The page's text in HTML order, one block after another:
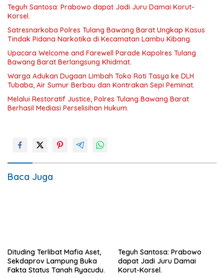
Teguh Santosa: Prabowo dapat Jadi Juru Damai Korut-
Korsel.
Satresnarkoba Polres Tulang Bawang Barat Ungkap Kasus
Tindak Pidana Narkotika di Kecamatan Lambu Kibang.
Upacara Welcome and Farewell Parade Kapolres Tulang
Bawang Barat Berlangsung Khidmat.
Warga Adukan Dugaan Limbah Toko Roti Tasya ke DLH
Tubaba, Air Sumur Berbau dan Kontrakan Sepi Peminat.
Melalui Restoratif Justice, Polres Tulang Bawang Barat
Berhasil Mediasi Perselisihan Hukum.
Baca Juga
Dituding Terlibat Mafia Aset,
Sekdaprov Lampung Buka
Fakta Status Tanah Ryacudu.
Teguh Santosa: Prabowo
dapat Jadi Juru Damai
Korut-Korsel.